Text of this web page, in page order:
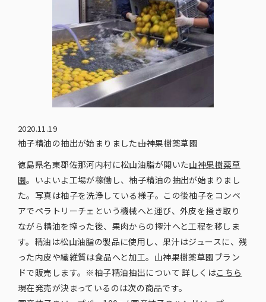
2020.11.19
柚子精油の抽出が始まりました――山神果樹薬草園
徳島県名東郡佐那河内村に松山油脂が開いた山神果樹薬草
園。いよいよ工場が稼働し、柚子精油の抽出が始まりまし
た。写真は柚子を洗浄している様子。この後柚子をコンベ
アでペラトリーチェという機械へと運び、外皮を掻き取り
ながら精油を搾った後、果肉からの搾汁へと工程を移しま
す。精油は松山油脂の製品に使用し、果汁はジュースに、残
った内皮や繊維質は食品へと加工。山神果樹薬草園ブラン
ドで販売します。※柚子精油抽出について 詳しくはこちら
現在発売が決まっているのは次の商品です。